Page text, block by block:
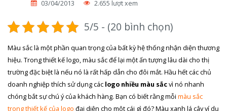
03/04/2013
2.655 lượt xem
5/5 - (20 bình chọn)
Màu sắc là một phần quan trọng của bất kỳ hệ thống nhận diện thương
hiệu. Trong thiết kế logo, màu sắc để lại một ấn tượng lâu dài cho thị
trường đặc biệt là nếu nó là rất hấp dẫn cho đôi mắt. Hầu hết các chủ
doanh nghiệp thích sử dụng các logo nhiều màu sắcvì nó nhanh
chóng bắt sự chú ý của khách hàng. Bạn có biết rằng mỗi màu sắc
trong thiết kế của logo đại diện cho một cái gì đó? Màu xanh lá cây ví dụ